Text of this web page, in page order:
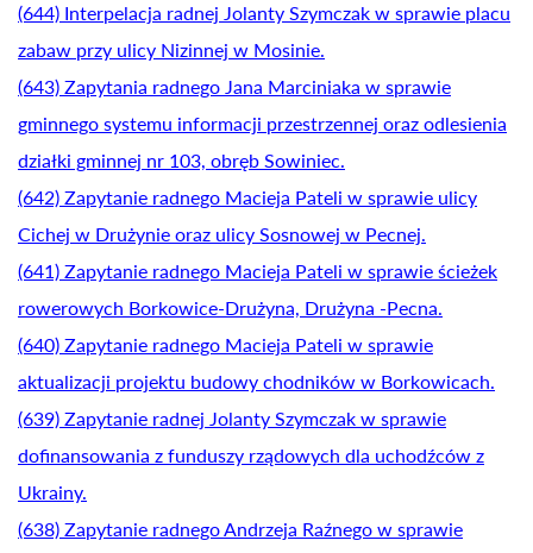
(644) Interpelacja radnej Jolanty Szymczak w sprawie placu
zabaw przy ulicy Nizinnej w Mosinie.
(643) Zapytania radnego Jana Marciniaka w sprawie
gminnego systemu informacji przestrzennej oraz odlesienia
działki gminnej nr 103, obręb Sowiniec.
(642) Zapytanie radnego Macieja Pateli w sprawie ulicy
Cichej w Drużynie oraz ulicy Sosnowej w Pecnej.
(641) Zapytanie radnego Macieja Pateli w sprawie ścieżek
rowerowych Borkowice-Drużyna, Drużyna -Pecna.
(640) Zapytanie radnego Macieja Pateli w sprawie
aktualizacji projektu budowy chodników w Borkowicach.
(639) Zapytanie radnej Jolanty Szymczak w sprawie
dofinansowania z funduszy rządowych dla uchodźców z
Ukrainy.
(638) Zapytanie radnego Andrzeja Raźnego w sprawie